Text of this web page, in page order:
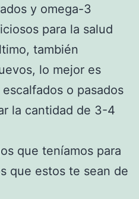
y omega-3
para la salud
también
lo mejor es
o pasados
la cantidad de 3-4
que teníamos para
que estos te sean de